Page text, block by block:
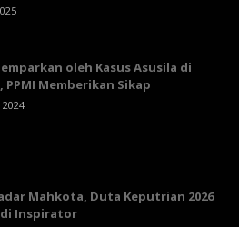
oleh Kasus Asusila di
Memberikan Sikap
Mahkota, Duta Keputrian 2026
Inspirator